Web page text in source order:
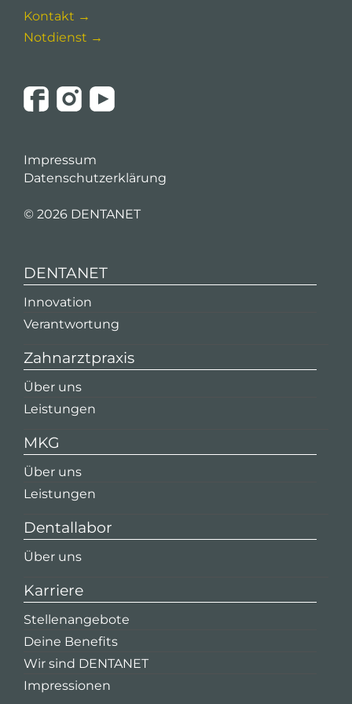
Kontakt →
Notdienst →
Impressum
Datenschutzerklärung
© 2026 DENTANET
DENTANET
Innovation
Verantwortung
Zahnarztpraxis
Über uns
Leistungen
MKG
Über uns
Leistungen
Dentallabor
Über uns
Karriere
Stellenangebote
Deine Benefits
Wir sind DENTANET
Impressionen